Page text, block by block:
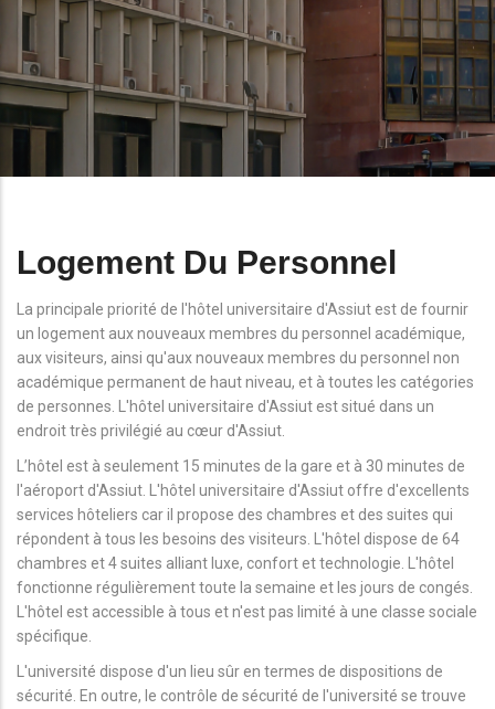
Logement Du Personnel
La principale priorité de l'hôtel universitaire d'Assiut est de fournir
un logement aux nouveaux membres du personnel académique,
aux visiteurs, ainsi qu'aux nouveaux membres du personnel non
académique permanent de haut niveau, et à toutes les catégories
de personnes. L'hôtel universitaire d'Assiut est situé dans un
endroit très privilégié au cœur d'Assiut.
L’hôtel est à seulement 15 minutes de la gare et à 30 minutes de
l'aéroport d'Assiut. L'hôtel universitaire d'Assiut offre d'excellents
services hôteliers car il propose des chambres et des suites qui
répondent à tous les besoins des visiteurs. L'hôtel dispose de 64
chambres et 4 suites alliant luxe, confort et technologie. L'hôtel
fonctionne régulièrement toute la semaine et les jours de congés.
L'hôtel est accessible à tous et n'est pas limité à une classe sociale
spécifique.
L'université dispose d'un lieu sûr en termes de dispositions de
sécurité. En outre, le contrôle de sécurité de l'université se trouve